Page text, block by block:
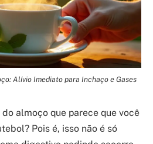
Alívio Imediato para Inchaço e Gases
almoço que parece que você
Pois é, isso não é só